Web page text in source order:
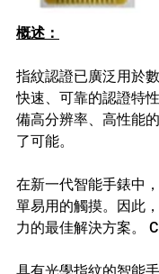
概述：
指紋認證已廣泛用於
快速、可靠的認證特
備高分辨率、高性能
了可能。
在新一代智能手錶中
單易用的觸摸。因此
力的最佳解決方案。